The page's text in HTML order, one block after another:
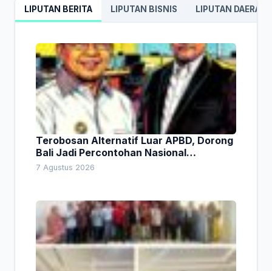
LIPUTAN BERITA LIPUTAN BISNIS LIPUTAN DAERAH
Terobosan Alternatif Luar APBD, Dorong
Bali Jadi Percontohan Nasional
Pembiayaan Daerah
7 Agustus 2026